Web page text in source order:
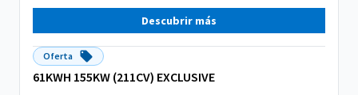
Descubrir más
Oferta
61KWH 155KW (211CV) EXCLUSIVE